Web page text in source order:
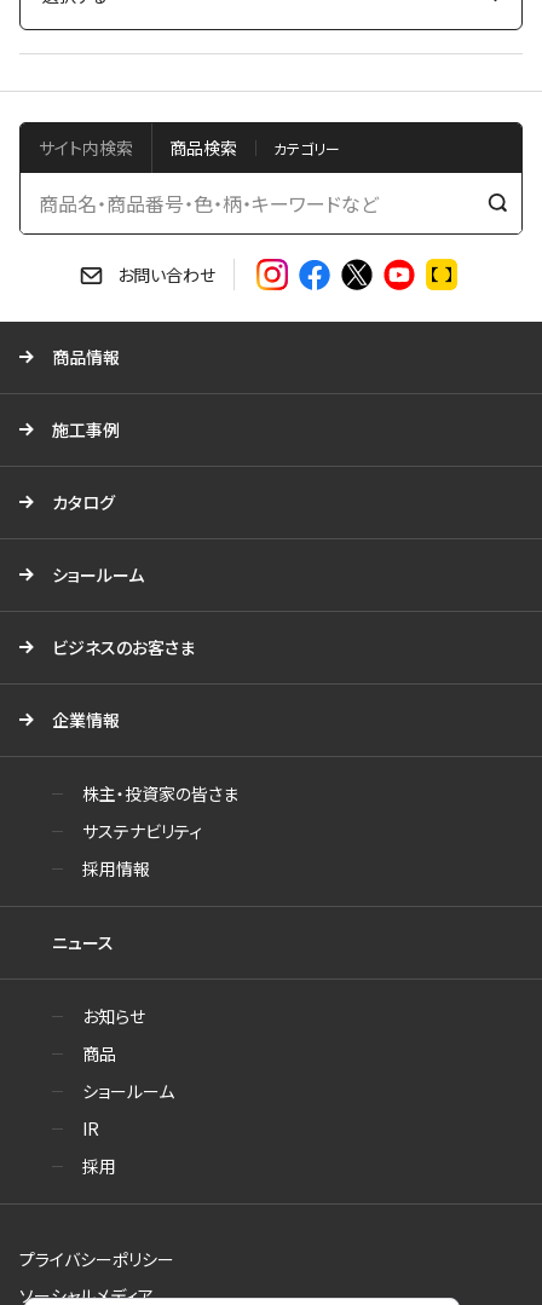
サイト内検索 商品検索
検
お問い合わせ
商品情報
施工事例
カタログ
ショールーム
ビジネスのお客さま
企業情報
株主・投資家の皆さま
サステナビリティ
採用情報
ニュース
お知らせ
商品
ショールーム
IR
採用
プライバシーポリシー
ソーシャルメディア